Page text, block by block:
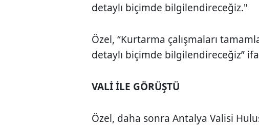
detaylı biçimde bilgilendireceğiz."
Özel, “Kurtarma çalışmaları
detaylı biçimde bilgilendireceğiz”
VALİ İLE GÖRÜŞTÜ
Özel, daha sonra Antalya Valisi